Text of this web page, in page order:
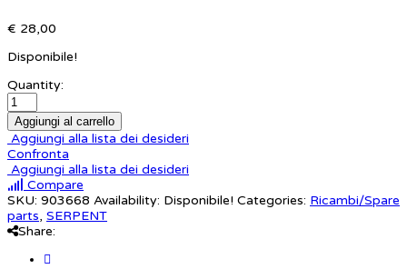
€ 28,00
Disponibile!
Quantity:
Aggiungi al carrello
Aggiungi alla lista dei desideri
Confronta
Aggiungi alla lista dei desideri
Compare
SKU: 903668 Availability: Disponibile! Categories: Ricambi/Spare
parts, SERPENT
Share: